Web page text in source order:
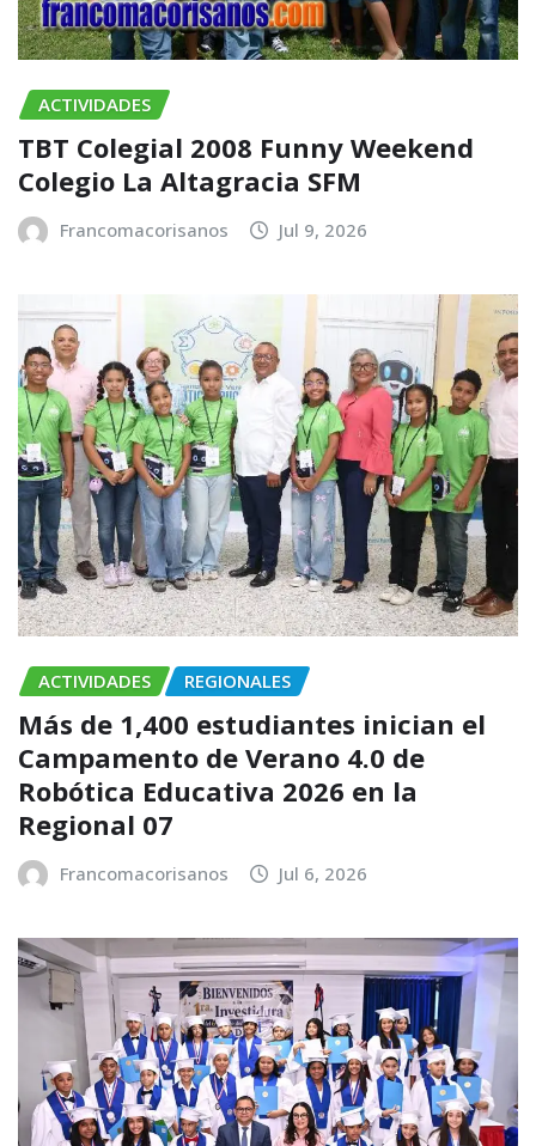
ACTIVIDADES
TBT Colegial 2008 Funny Weekend
Colegio La Altagracia SFM
Francomacorisanos Jul 9, 2026
ACTIVIDADES REGIONALES
Más de 1,400 estudiantes inician el
Campamento de Verano 4.0 de
Robótica Educativa 2026 en la
Regional 07
Francomacorisanos Jul 6, 2026